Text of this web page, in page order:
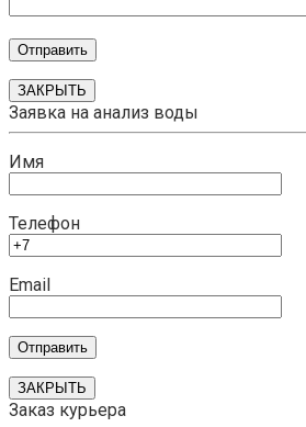
ЗАКРЫТЬ
Заявка на анализ воды
Имя
Телефон
Email
ЗАКРЫТЬ
Заказ курьера